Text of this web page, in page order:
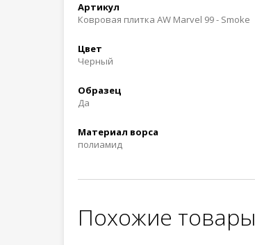
Артикул
Ковровая плитка AW Marvel 99 - Smoke
Цвет
Черный
Образец
Да
Материал ворса
полиамид
Похожие товары